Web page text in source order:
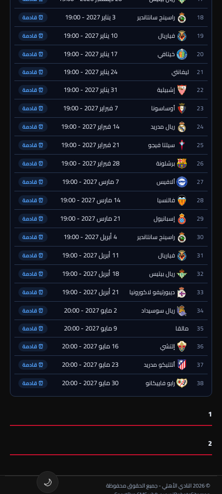
18 راسينج سانتاندير 3 يناير 2027 - 19:00 ⏰ قادمة
19 فياريال 10 يناير 2027 - 19:00 ⏰ قادمة
20 خيتافي 17 يناير 2027 - 19:00 ⏰ قادمة
21 ليفانتي 24 يناير 2027 - 19:00 ⏰ قادمة
22 إشبيلية 31 يناير 2027 - 19:00 ⏰ قادمة
23 أوساسونا 7 فبراير 2027 - 19:00 ⏰ قادمة
24 ريال مدريد 14 فبراير 2027 - 19:00 ⏰ قادمة
25 سيلتا فيجو 21 فبراير 2027 - 19:00 ⏰ قادمة
26 برشلونة 28 فبراير 2027 - 19:00 ⏰ قادمة
27 ألافيس 7 مارس 2027 - 19:00 ⏰ قادمة
28 فالنسيا 14 مارس 2027 - 19:00 ⏰ قادمة
29 إسبانيول 21 مارس 2027 - 19:00 ⏰ قادمة
30 راسينج سانتاندير 4 أبريل 2027 - 19:00 ⏰ قادمة
31 فياريال 11 أبريل 2027 - 19:00 ⏰ قادمة
32 ريال بيتيس 18 أبريل 2027 - 19:00 ⏰ قادمة
33 ديبورتيفو لاكورونيا 21 أبريل 2027 - 19:00 ⏰ قادمة
34 ريال سوسيداد 2 مايو 2027 - 20:00 ⏰ قادمة
35 مالقا 9 مايو 2027 - 20:00 ⏰ قادمة
36 إلتشي 16 مايو 2027 - 20:00 ⏰ قادمة
37 أتلتيكو مدريد 23 مايو 2027 - 20:00 ⏰ قادمة
38 رايو فاييكانو 30 مايو 2027 - 20:00 ⏰ قادمة
1
2
© 2026 النادي الأهلي - جميع الحقوق محفوظة
🌙